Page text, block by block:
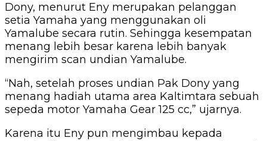
Dony, menurut Eny merupakan pelanggan
setia Yamaha yang menggunakan oli
Yamalube secara rutin. Sehingga kesempatan
menang lebih besar karena lebih banyak
mengirim scan undian Yamalube.
“Nah, setelah proses undian Pak Dony yang
menang hadiah utama area Kaltimtara sebuah
sepeda motor Yamaha Gear 125 cc,” ujarnya.
Karena itu Eny pun mengimbau kepada